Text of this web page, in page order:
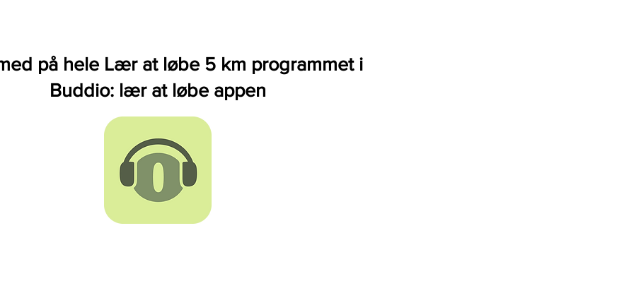
på hele Lær at løbe 5 km programmet i
Buddio: lær at løbe appen